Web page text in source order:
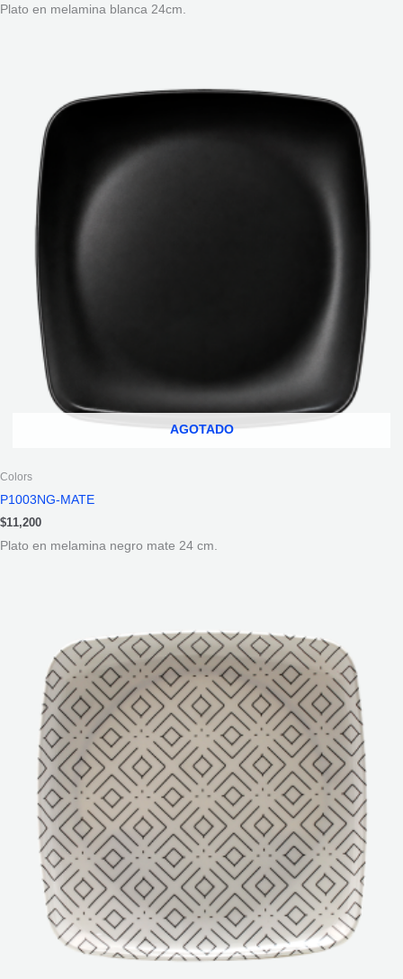
Plato en melamina blanca 24cm.
AGOTADO
Colors
P1003NG-MATE
$11,200
Plato en melamina negro mate 24 cm.